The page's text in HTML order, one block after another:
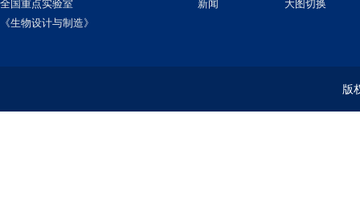
全国重点实验室
《生物设计与制造》
新闻
大图切换
版